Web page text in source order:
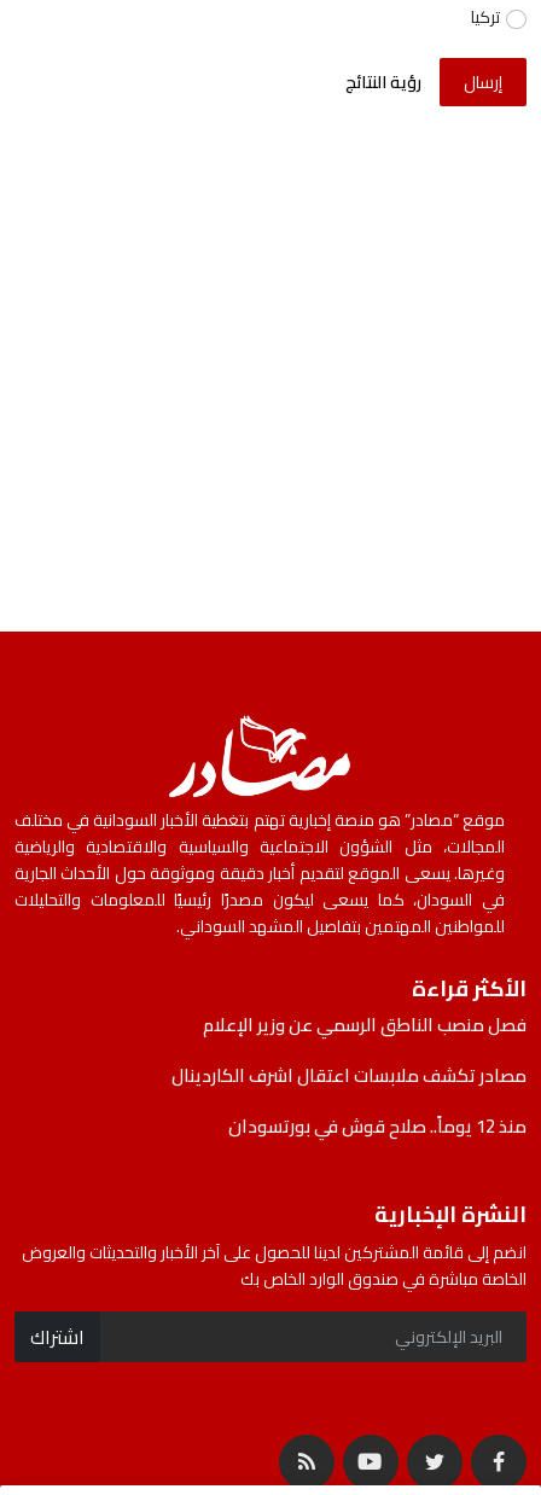
تركيا
إرسال رؤية النتائج
موقع “مصادر” هو منصة إخبارية تهتم بتغطية الأخبار السودانية في مختلف
المجالات، مثل الشؤون الاجتماعية والسياسية والاقتصادية والرياضية
وغيرها. يسعى الموقع لتقديم أخبار دقيقة وموثوقة حول الأحداث الجارية
في السودان، كما يسعى ليكون مصدرًا رئيسيًا للمعلومات والتحليلات
للمواطنين المهتمين بتفاصيل المشهد السوداني.
الأكثر قراءة
فصل منصب الناطق الرسمي عن وزير الإعلام
مصادر تكشف ملابسات اعتقال اشرف الكاردينال
منذ 12 يوماً.. صلاح قوش في بورتسودان
النشرة الإخبارية
انضم إلى قائمة المشتركين لدينا للحصول على آخر الأخبار والتحديثات والعروض
الخاصة مباشرة في صندوق الوارد الخاص بك
اشتراك